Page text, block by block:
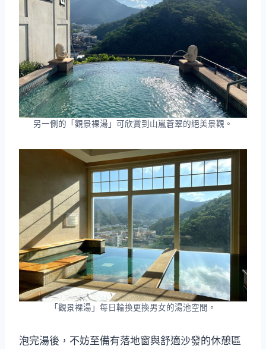
另一側的「觀景裸湯」可欣賞到山嵐蒼翠的絕美景觀。
「觀景裸湯」每日輪換更換男女的湯池空間。
泡完湯後，不妨至備有落地窗與舒適沙發的休憩區